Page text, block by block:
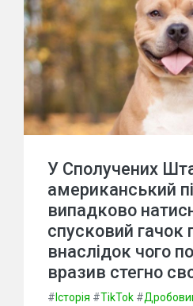
У Сполучених
американський
випадково
спусковий гачок
внаслідок чого
вразив стегно
# Історія #TikTok #